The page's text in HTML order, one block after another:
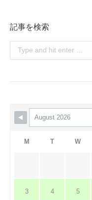
記事を検索
Search:
M T W
3 4 5